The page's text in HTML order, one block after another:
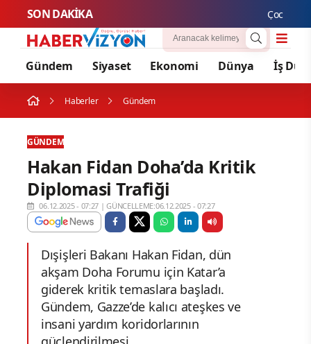
SON DAKİKA Çocuk
Gündem Siyaset Ekonomi Dünya İş
Haberler Gündem
GÜNDEM
Hakan Fidan Doha’da Kritik
Diplomasi Trafiği
06.12.2025 - 07:27 |GÜNCELLEME:06.12.2025 - 07:27
Dışişleri Bakanı Hakan Fidan, dün
akşam Doha Forumu için Katar’a
giderek kritik temaslara başladı.
Gündem, Gazze’de kalıcı ateşkes ve
insani yardım koridorlarının